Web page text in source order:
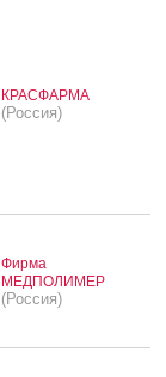
КРАСФАРМА
(Россия)
Фирма
МЕДПОЛИМЕР
(Россия)